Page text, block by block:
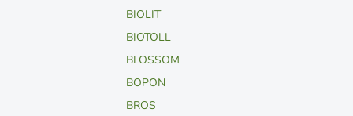
BIOLIT
BIOTOLL
BLOSSOM
BOPON
BROS